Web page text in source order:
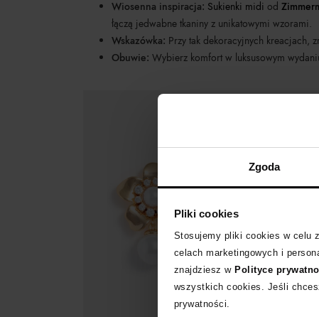
Zgoda
Pliki cookies
Stosujemy pliki cookies w celu
celach marketingowych i
znajdziesz w Polityce
wszystkich cookies. Jeśli
prywatności.
Wiosenna inspiracja: Sukienki midi od
łączą jedwabne tkaniny z unikatowymi wzorami.
Wskazówka: Przy tak dekoracyjnych kreacjach,
Obuwie: Wybierz komfort w luksusowym